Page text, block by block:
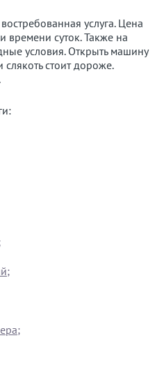
услуга. Цена
времени суток. Также на
условия. Открыть машину
стоит дороже.
.